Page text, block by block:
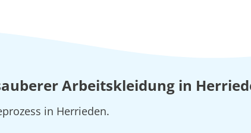
Arbeitskleidung in
in Herrieden.